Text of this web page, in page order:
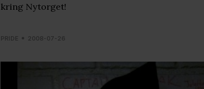
kring Nytorget!
PRIDE 2008-07-26